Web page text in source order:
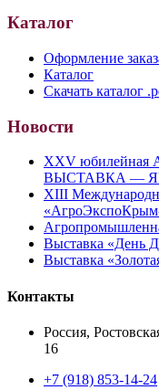
Каталог
Оформление
Каталог
Скачать каталог
Новости
XXV
ВЫСТАВКА —
XIII
Выставка «День
Выставка
Контакты
Россия,
16
+7 (918) 853-14-24